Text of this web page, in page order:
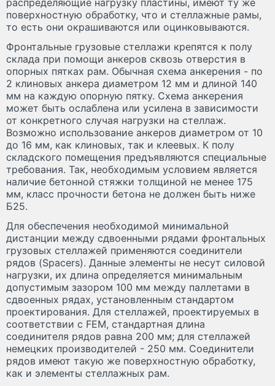
распределяющие нагрузку пластины, имеют ту же
поверхностную обработку, что и стеллажные рамы,
то есть они окрашиваются или оцинковываются.
Фронтальные грузовые стеллажи крепятся к полу
склада при помощи анкеров сквозь отверстия в
опорных пятках рам. Обычная схема анкерения - по
2 клиновых анкера диаметром 12 мм и длиной 140
мм на каждую опорную пятку. Схема анкерения
может быть ослаблена или усилена в зависимости
от конкретного случая нагрузки на стеллаж.
Возможно использование анкеров диаметром от 10
до 16 мм, как клиновых, так и клеевых. К полу
складского помещения предъявляются специальные
требования. Так, необходимым условием является
наличие бетонной стяжки толщиной не менее 175
мм, класс прочности бетона не должен быть ниже
Б25.
Для обеспечения необходимой минимальной
дистанции между сдвоенными рядами фронтальных
грузовых стеллажей применяются соединители
рядов (Spacers). Данные элементы не несут силовой
нагрузки, их длина определяется минимальным
допустимым зазором 100 мм между паллетами в
сдвоенных рядах, установленным стандартом
проектирования. Для стеллажей, проектируемых в
соответствии с FEM, стандартная длина
соединителя рядов равна 200 мм; для стеллажей
немецких производителей - 250 мм. Соединители
рядов имеют такую же поверхностную обработку,
как и элементы стеллажных рам.